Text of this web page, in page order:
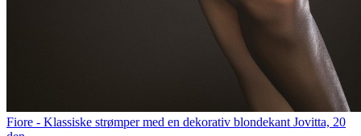
Fiore - Klassiske strømper med en dekorativ blondekant Jovitta, 20